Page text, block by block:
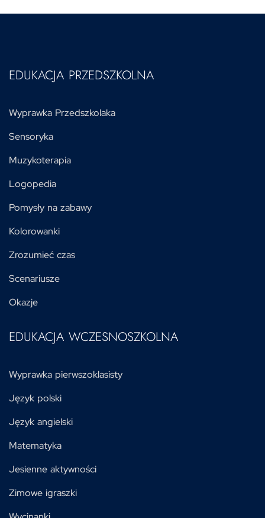
EDUKACJA PRZEDSZKOLNA
Wyprawka Przedszkolaka
Sensoryka
Muzykoterapia
Logopedia
Pomysły na zabawy
Kolorowanki
Zrozumieć czas
Scenariusze
Okazje
EDUKACJA WCZESNOSZKOLNA
Wyprawka pierwszoklasisty
Język polski
Język angielski
Matematyka
Jesienne aktywności
Zimowe igraszki